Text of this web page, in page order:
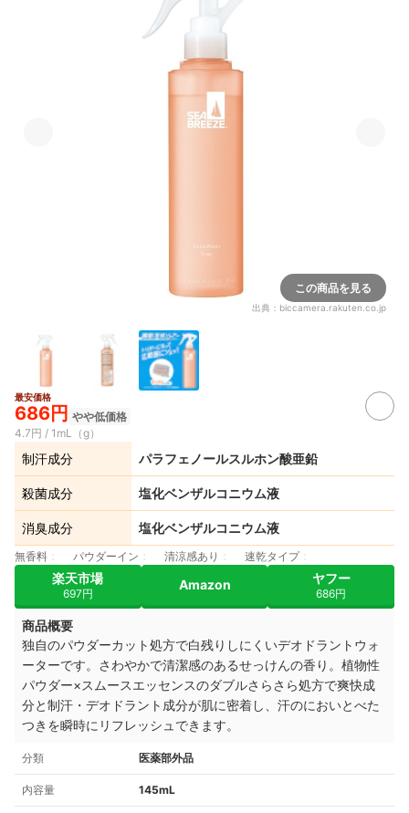
この商品を見る
出典： biccamera.rakuten.co.jp
最安価格
686円 やや低価格
4.7円 / 1mL（g）
制汗成分 パラフェノールスルホン酸亜鉛
殺菌成分 塩化ベンザルコニウム液
消臭成分 塩化ベンザルコニウム液
無香料 パウダーイン 清涼感あり 速乾タイプ
楽天市場
697円
Amazon ヤフー
686円
商品概要
独自のパウダーカット処方で白残りしにくいデオドラントウォ
ーターです。さわやかで清潔感のあるせっけんの香り。植物性
パウダー×スムースエッセンスのダブルさらさら処方で爽快成
分と制汗・デオドラント成分が肌に密着し、汗のにおいとべた
つきを瞬時にリフレッシュできます。
分類 医薬部外品
内容量 145mL